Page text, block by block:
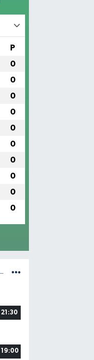
P
0
0
0
0
0
0
0
0
0
0
21:30
19:00